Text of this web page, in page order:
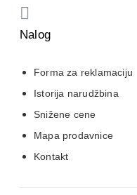
Nalog
Forma za reklamaciju
Istorija narudžbina
Snižene cene
Mapa prodavnice
Kontakt